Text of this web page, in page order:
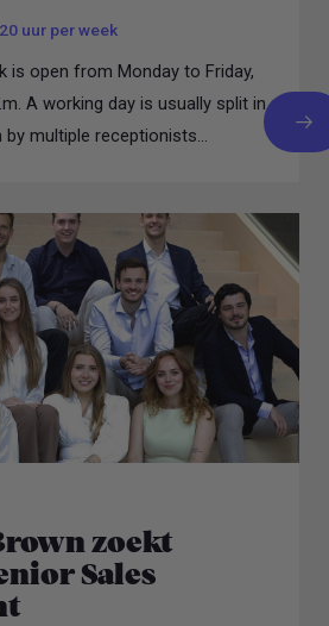
uur per week
is open from Monday to Friday,
A working day is usually split in
multiple receptionists...
zoekt
Sales